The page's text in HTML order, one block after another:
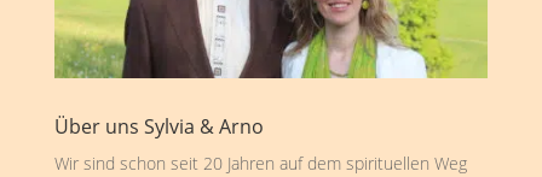
Über uns Sylvia & Arno
Wir sind schon seit 20 Jahren auf dem spirituellen Weg